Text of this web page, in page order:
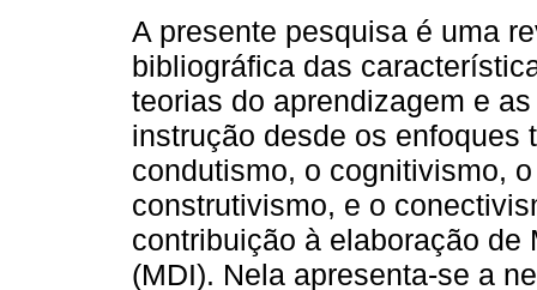
A presente pesquisa é uma
bibliográfica das
teorias do aprendizagem e
instrução desde os enfoques
condutismo, o cognitivismo, o
construtivismo, e o
contribuição à elaboração
(MDI). Nela apresenta-se a